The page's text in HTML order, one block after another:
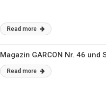
Read more
Magazin GARCON Nr. 46 und
Read more